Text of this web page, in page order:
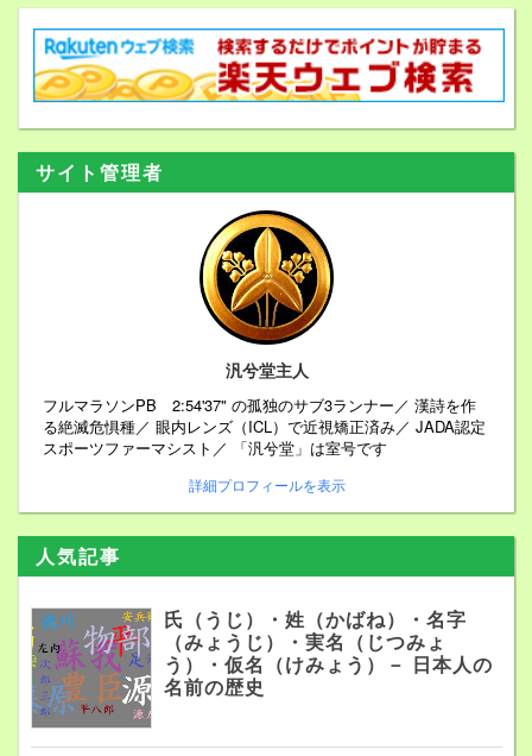
サイト管理者
汎兮堂主人
フルマラソンPB 2:54'37" の孤独のサブ3ランナー／ 漢詩を作
る絶滅危惧種／ 眼内レンズ（ICL）で近視矯正済み／ JADA認定
スポーツファーマシスト／ 「汎兮堂」は室号です
詳細プロフィールを表示
人気記事
氏（うじ）・姓（かばね）・名字
（みょうじ）・実名（じつみょ
う）・仮名（けみょう）－ 日本人の
名前の歴史